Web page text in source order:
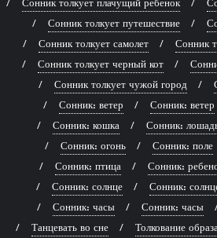
Сонник толкует путешествие
Сонник толкует самолет
Сонник
Сонник толкует черный кот
Сонник толкует чужой город
Сонник: ветер
Сонник: ветер
Сонник: кошка
Сонник:
Сонник: огонь
Сонник: поле
Сонник: птица
Сонник:
Сонник: солнце
Сонник:
Сонник: часы
Сонник: часы
Танцевать во сне
Толкование